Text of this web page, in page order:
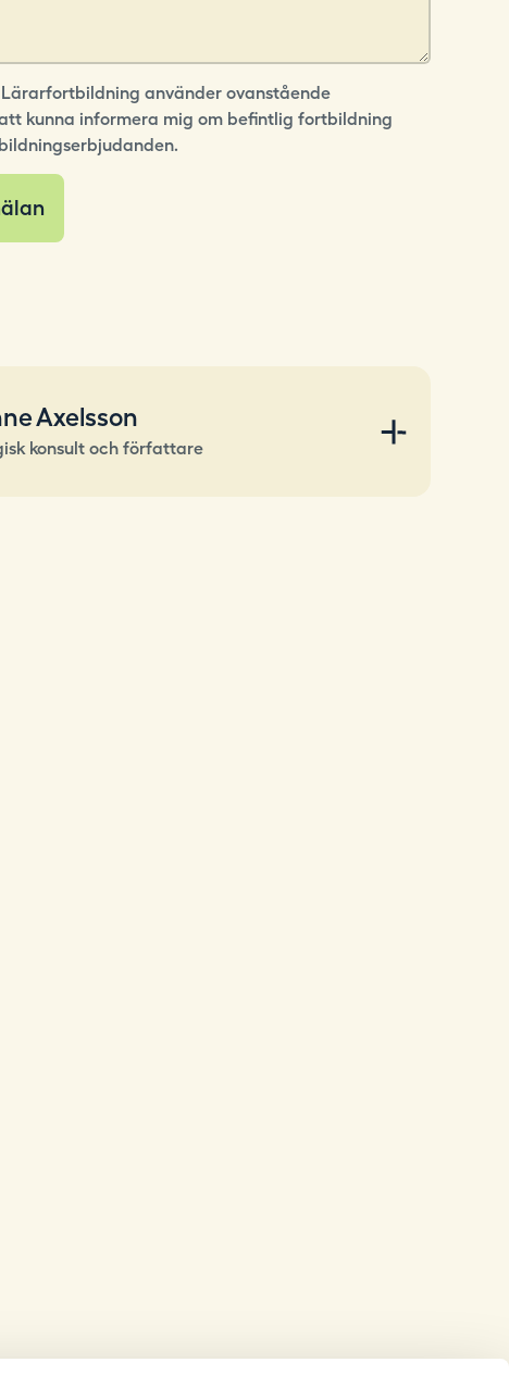
använder ovanstående
kunna informera mig om befintlig fortbildning
Axelsson
konsult och författare